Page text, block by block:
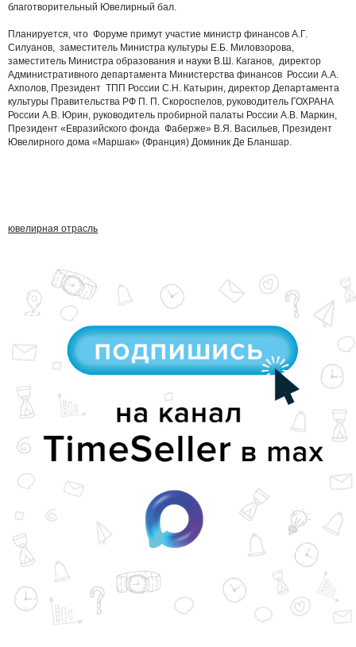
благотворительный Ювелирный бал.
Планируется, что Форуме примут участие министр финансов А.Г.
Силуанов, заместитель Министра культуры Е.Б. Миловзорова,
заместитель Министра образования и науки В.Ш. Каганов, директор
Административного департамента Министерства финансов России А.А.
Ахполов, Президент ТПП России С.Н. Катырин, директор Департамента
культуры Правительства РФ П. П. Скороспелов, руководитель ГОХРАНА
России А.В. Юрин, руководитель пробирной палаты России А.В. Маркин,
Президент «Евразийского фонда Фаберже» В.Я. Васильев, Президент
Ювелирного дома «Маршак» (Франция) Доминик Де Бланшар.
ювелирная отрасль